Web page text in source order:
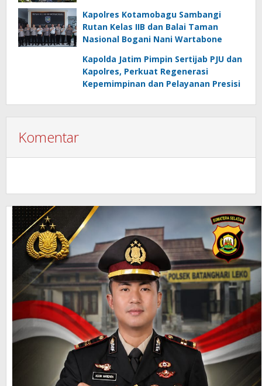
Kapolres Kotamobagu Sambangi
Rutan Kelas IIB dan Balai Taman
Nasional Bogani Nani Wartabone
Kapolda Jatim Pimpin Sertijab PJU dan
Kapolres, Perkuat Regenerasi
Kepemimpinan dan Pelayanan Presisi
Komentar